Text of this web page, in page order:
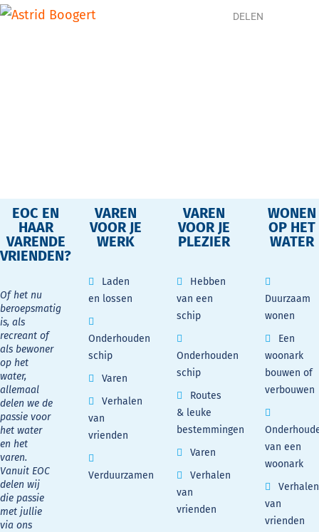
DELEN
EOC EN
HAAR
VARENDE
VRIENDEN?
Of het nu
beroepsmatig
is, als
recreant of
als bewoner
op het
water,
allemaal
delen we de
passie voor
het water
en het
varen.
Vanuit EOC
delen wij
die passie
met jullie
via ons
VAREN
VOOR JE
WERK
Laden
en lossen
Onderhouden
schip
Varen
Verhalen
van
vrienden
Verduurzamen
VAREN
VOOR JE
PLEZIER
Hebben
van een
schip
Onderhouden
schip
Routes
& leuke
bestemmingen
Varen
Verhalen
van
vrienden
WONEN
OP HET
WATER
Duurzaam
wonen
Een
woonark
bouwen of
verbouwen
van een
woonark
Verhalen
van
vrienden